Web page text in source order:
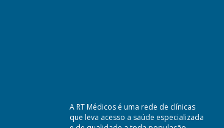
A RT Médicos é uma rede de clínicas
que leva acesso a saúde especializada